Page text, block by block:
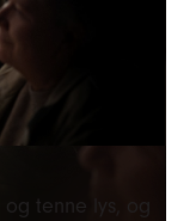
tenne lys, og